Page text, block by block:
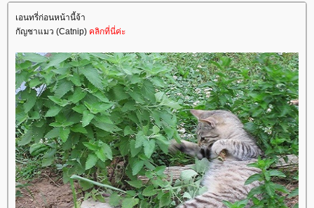
เอนทรี่ก่อนหน้านี้จ้า
กัญชาแมว (Catnip) คลิกที่นี่ค่ะ